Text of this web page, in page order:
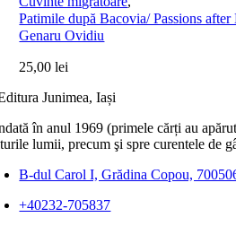
Patimile după Bacovia/ Passions after
Genaru Ovidiu
25,00lei
în anul 1969 (primele cărți au
lumii, precum şi spre curentele de
B-dul Carol I, Grădina Copou,
+40232-705837